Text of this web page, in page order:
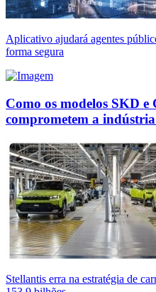
Aplicativo ajudará agentes
forma segura
Como os modelos SKD e
comprometem a
Stellantis erra na estratégia de